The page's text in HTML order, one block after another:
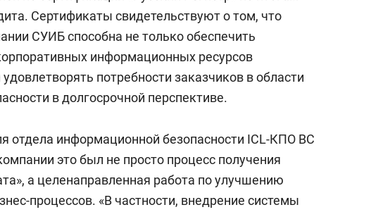
Сертификаты свидетельствуют о том, что
СУИБ способна не только обеспечить
информационных ресурсов
потребности заказчиков в области
в долгосрочной перспективе.
отдела информационной безопасности ICL-КПО ВС
это был не просто процесс получения
а целенаправленная работа по улучшению
процессов. «В частности, внедрение системы